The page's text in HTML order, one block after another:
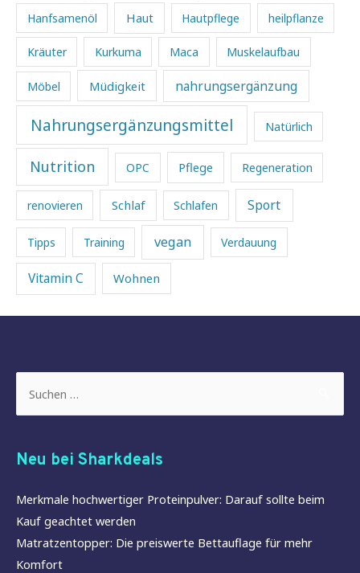
Hanfsamenöl Haut Hautpflege heilpflanze
Kräuter Kurkuma Maca Muskelaufbau
Möbel Müdigkeit nahrungsergänzung
Nahrungsergänzungsmittel Natürlich
Nutrition OPC Pflege Regeneration
renovieren Schlaf Schlafen Sport
Tipps Training vegan Verdauung
Vitamin C Wohnen
nach:
Neu bei Sharkdeals
Merkmale hochwertiger Proteinpulver: Darauf sollte beim
Kauf geachtet werden
Matratzentopper: Die preiswerte Bettauflage für mehr
Komfort